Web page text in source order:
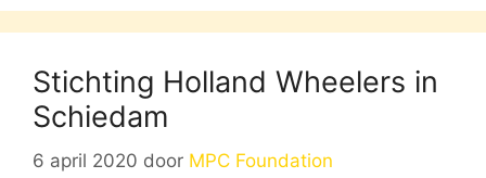
Stichting Holland Wheelers in
Schiedam
6 april 2020 door MPC Foundation